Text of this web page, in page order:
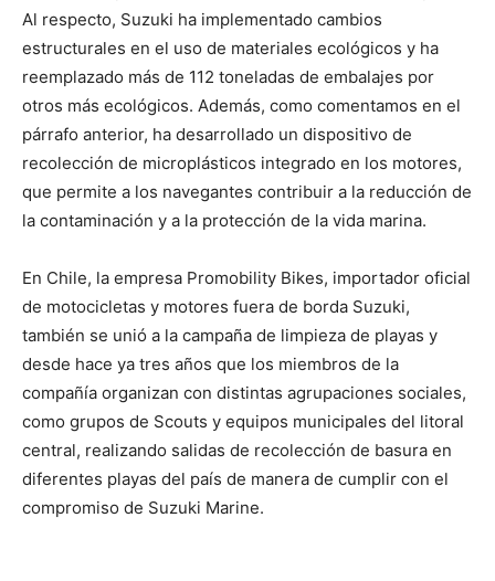
Al respecto, Suzuki ha implementado cambios
estructurales en el uso de materiales ecológicos y ha
reemplazado más de 112 toneladas de embalajes por
otros más ecológicos. Además, como comentamos en el
párrafo anterior, ha desarrollado un dispositivo de
recolección de microplásticos integrado en los motores,
que permite a los navegantes contribuir a la reducción de
la contaminación y a la protección de la vida marina.
En Chile, la empresa Promobility Bikes, importador oficial
de motocicletas y motores fuera de borda Suzuki,
también se unió a la campaña de limpieza de playas y
desde hace ya tres años que los miembros de la
compañía organizan con distintas agrupaciones sociales,
como grupos de Scouts y equipos municipales del litoral
central, realizando salidas de recolección de basura en
diferentes playas del país de manera de cumplir con el
compromiso de Suzuki Marine.